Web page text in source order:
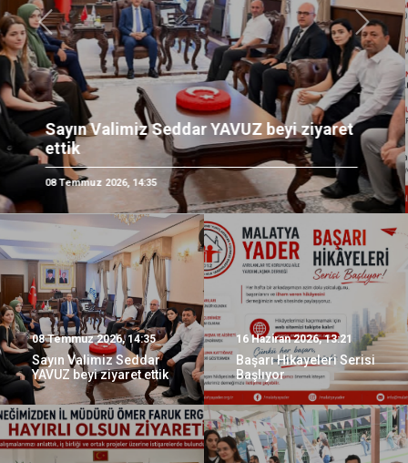
Başarı Hikayeleri Serisi Başlıyor
16 Haziran 2026, 13:21
08 Temmuz 2026, 14:35
Sayın Valimiz Seddar
YAVUZ beyi ziyaret ettik
16 Haziran 2026, 13:21
Başarı Hikayeleri Serisi
Başlıyor
12 Haziran 2026, 15:37
İl Müdürü Sayın Ömer
Faruk ERGÜN beye
Hayırlı Olsun
Ziyaretinde Bulunduk
12 Haziran 2026, 15:00
Sivil Sesler
Festivalinde Yine
Yerimizi Aldık